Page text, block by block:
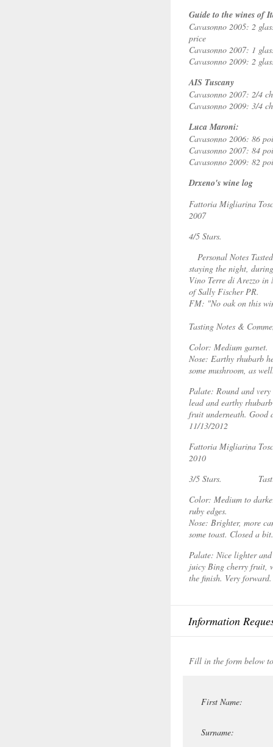
Guide to the wines of
Cavasonno 2005: 2
price
Cavasonno 2007: 1
Cavasonno 2009: 2
AIS Tuscany
Cavasonno 2007: 2/4
Cavasonno 2009: 3/4
Luca Maroni:
Cavasonno 2006: 86
Cavasonno 2007: 84
Cavasonno 2009: 82
Drxeno's wine log
Fattoria Migliarina
2007
4/5 Stars.
Personal Notes
staying the night,
Vino Terre di Arezzo in
of Sally Fischer PR.
FM: "No oak on this
Tasting Notes &
Color: Medium garnet.
Nose: Earthy rhubarb
some mushroom, as
Palate: Round and very
lead and earthy
fruit underneath. Good
11/13/2012
Fattoria Migliarina
2010
3/5 Stars.
Color: Medium to
ruby edges.
Nose: Brighter, more
some toast. Closed a bit.
Palate: Nice lighter
juicy Bing cherry fruit,
the finish. Very
Information
Fill in the form below
First Name:
Surname: